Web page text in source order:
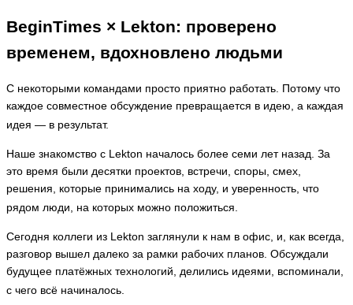
BeginTimes × Lekton: проверено
временем, вдохновлено людьми
С некоторыми командами просто приятно работать. Потому что
каждое совместное обсуждение превращается в идею, а каждая
идея — в результат.
Наше знакомство с Lekton началось более семи лет назад. За
это время были десятки проектов, встречи, споры, смех,
решения, которые принимались на ходу, и уверенность, что
рядом люди, на которых можно положиться.
Сегодня коллеги из Lekton заглянули к нам в офис, и, как всегда,
разговор вышел далеко за рамки рабочих планов. Обсуждали
будущее платёжных технологий, делились идеями, вспоминали,
с чего всё начиналось.